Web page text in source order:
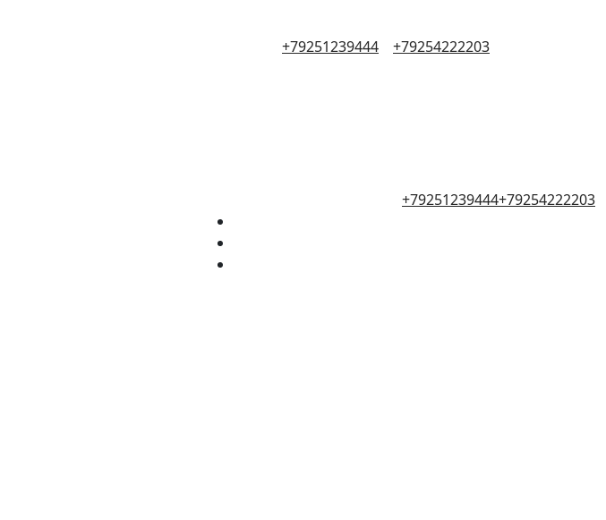
+79251239444 +79254222203
+79251239444+79254222203